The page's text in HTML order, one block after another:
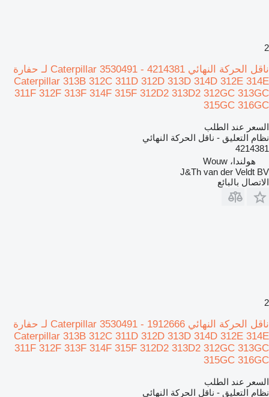
2
ناقل الحركة النهائي Caterpillar 3530491 - 4214381 لـ حفارة
Caterpillar 313B 312C 311D 312D 313D 314D 312E 314E
311F 312F 313F 314F 315F 312D2 313D2 312GC 313GC
315GC 316GC
السعر عند الطلب
نظام التعليق - ناقل الحركة النهائي
4214381
هولندا، Wouw
J&Th van der Veldt BV
الاتصال بالبائع
2
ناقل الحركة النهائي Caterpillar 3530491 - 1912666 لـ حفارة
Caterpillar 313B 312C 311D 312D 313D 314D 312E 314E
311F 312F 313F 314F 315F 312D2 313D2 312GC 313GC
315GC 316GC
السعر عند الطلب
نظام التعليق - ناقل الحركة النهائي